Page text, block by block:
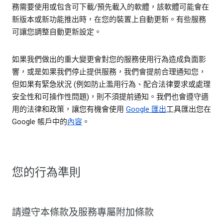
務需要使用或包含可下載/預先載入的軟體，該軟體可能會在
新版本或新功能推出時，在您的裝置上自動更新。有些服務
可讓您調整自動更新設定。
如果我們做出的重大變更會對您的服務使用行為造成負面影
響，或是如果我們停止提供服務，我們會提前合理通知您，
但如果有緊急狀況 (例如防止濫用行為、配合法律要求或處理
安全性和可操作性問題)，則不須提前通知。我們也會遵守適
用的法律和政策，讓您有機會使用 Google 匯出工具匯出您在
Google 帳戶中的內容 。
您的行為準則
請遵守本條款及服務專屬附加條款